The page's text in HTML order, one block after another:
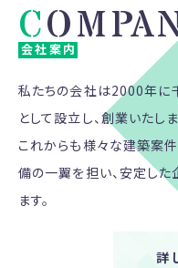
会社案内
私たちの会社は2000年に
として設立し、創業いたしま
これからも様々な建築案
備の一翼を担い、安定し
ます。
詳